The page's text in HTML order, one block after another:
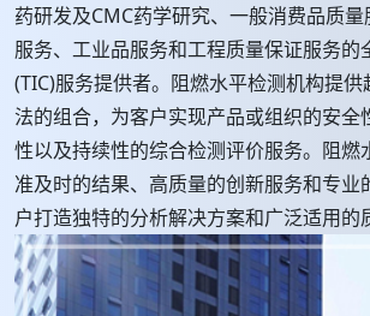
药研发及CMC药学研究、一般消费品质
服务、工业品服务和工程质量保证服务的
(TIC)服务提供者。阻燃水平检测机构提
法的组合，为客户实现产品或组织的安全
性以及持续性的综合检测评价服务。阻燃
准及时的结果、高质量的创新服务和专业
户打造独特的分析解决方案和广泛适用的